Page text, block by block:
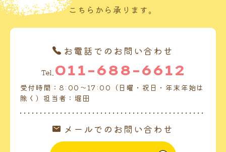
こちらから承ります。
お電話でのお問い合わせ
Tel. 011-688-6612
受付時間：8:00～17:00（日曜・祝日・年末年始は
除く）担当者：堀田
メールでのお問い合わせ